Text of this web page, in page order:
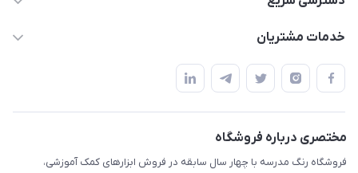
پلنر و دفتر
استایل معلم و دانش آموز
بازی و نمایش
تزئین کلاس
خدمات مشتریان
قوانین و مقررات
حریم خصوصی
مختصری درباره فروشگاه
فروشگاه رنگ مدرسه با چهار سال سابقه در فروش ابزارهای کمک آموزشی،